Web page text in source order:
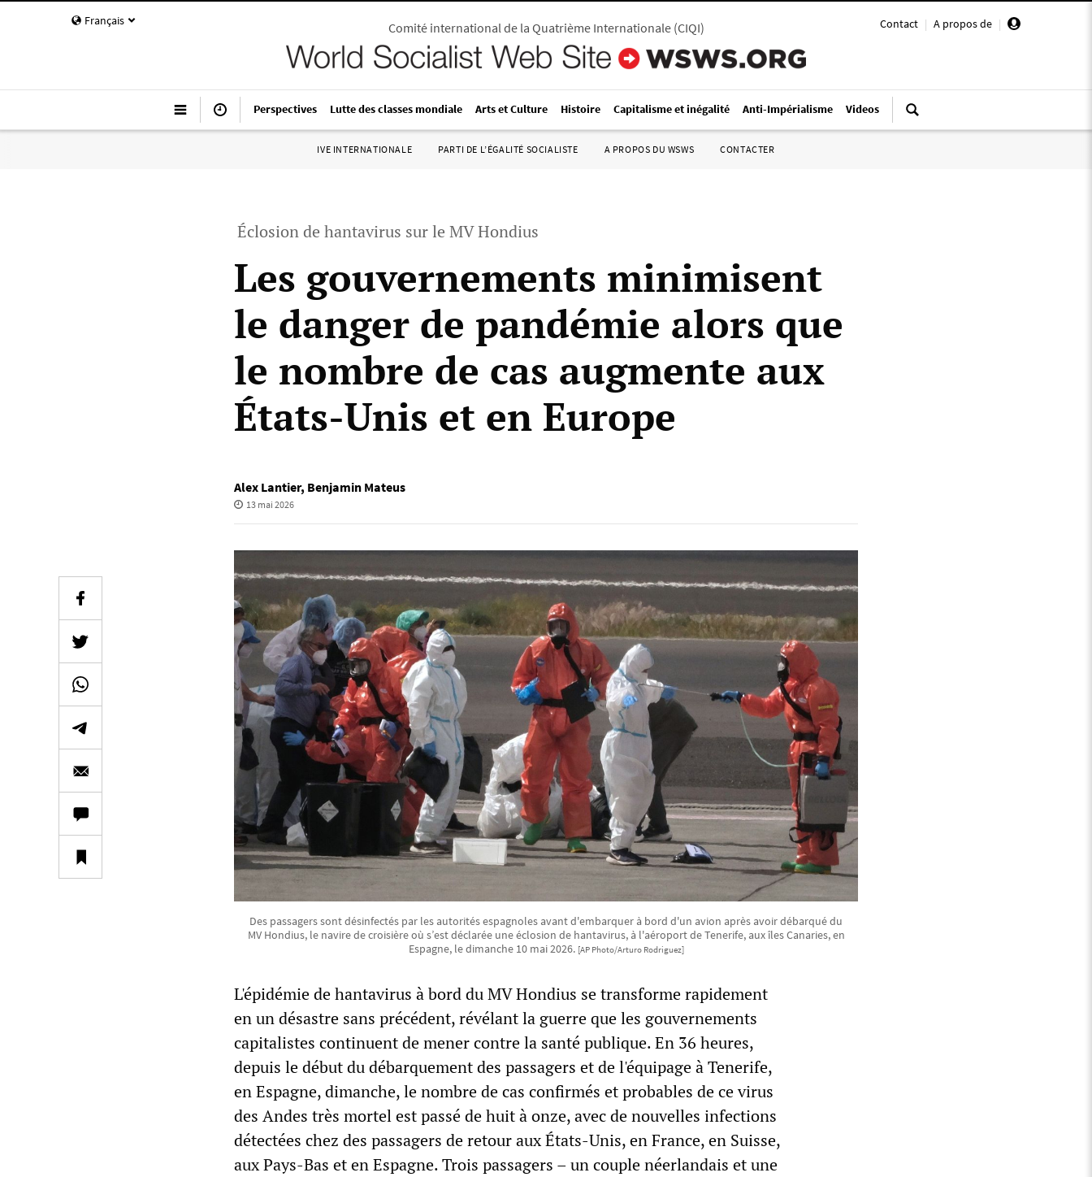
Français Contact | A propos de |
Comité international de la Quatrième Internationale(CIQI)
Perspectives Lutte des classes mondiale Arts et Culture Histoire Capitalisme et inégalité Anti-Impérialisme Videos
IVE INTERNATIONALE PARTI DE L’ÉGALITÉ SOCIALISTE A PROPOS DU WSWS CONTACTER
Éclosion de hantavirus sur le MV Hondius
Les gouvernements minimisent
le danger de pandémie alors que
le nombre de cas augmente aux
États-Unis et en Europe
Alex Lantier, Benjamin Mateus
13 mai 2026
Des passagers sont désinfectés par les autorités espagnoles avant d'embarquer à bord d'un avion après avoir débarqué du
MV Hondius, le navire de croisière où s’est déclarée une éclosion de hantavirus, à l'aéroport de Tenerife, aux îles Canaries, en
Espagne, le dimanche 10 mai 2026. [AP Photo/Arturo Rodriguez]
L'épidémie de hantavirus à bord du MV Hondius se transforme rapidement
en un désastre sans précédent, révélant la guerre que les gouvernements
capitalistes continuent de mener contre la santé publique. En 36 heures,
depuis le début du débarquement des passagers et de l'équipage à Tenerife,
en Espagne, dimanche, le nombre de cas confirmés et probables de ce virus
des Andes très mortel est passé de huit à onze, avec de nouvelles infections
détectées chez des passagers de retour aux États-Unis, en France, en Suisse,
aux Pays-Bas et en Espagne. Trois passagers – un couple néerlandais et une